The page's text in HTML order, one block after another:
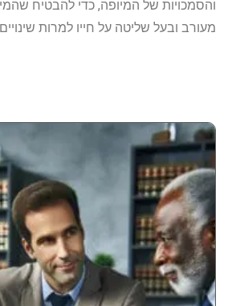
והסמכויות של המיופה, כדי להבטיח
מעורב ובעל שליטה על חייו למרות